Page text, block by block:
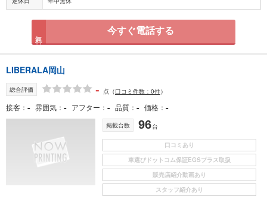
今すぐ電話する
LIBERALA岡山
総合評価 - 点 （口コミ件数：0件）
接客 - 雰囲気 - アフター - 品質 - 価格 -
掲載台数 96台
口コミあり
車選びドットコム保証EGSプラス取扱
販売店紹介動画あり
スタッフ紹介あり